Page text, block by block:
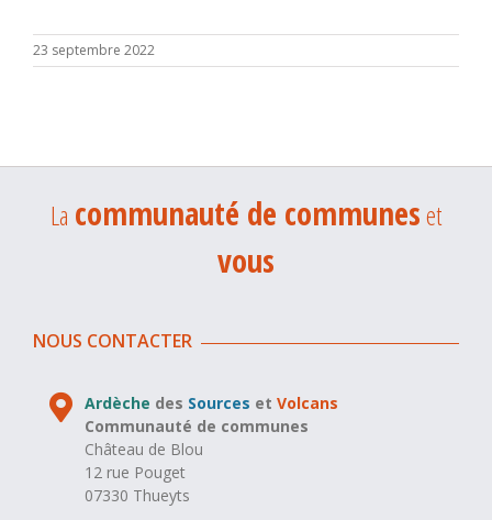
23 septembre 2022
La communauté de communeset
vous
NOUS CONTACTER
Ardèche des Sources etVolcans
Communauté de communes
Château de Blou
12 rue Pouget
07330 Thueyts